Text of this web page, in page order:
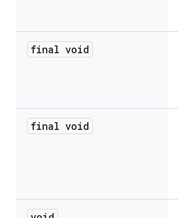
final void
final void